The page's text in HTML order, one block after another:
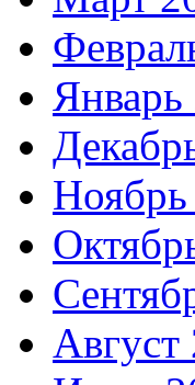
Январь
Август